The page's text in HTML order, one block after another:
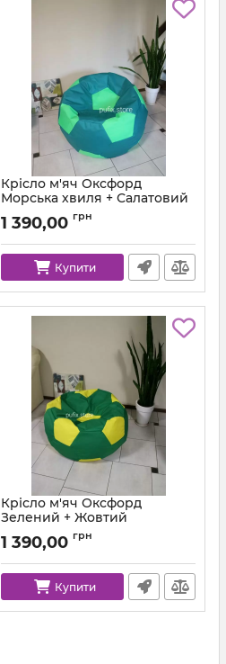
Крісло м'яч Оксфорд
Морська хвиля + Салатовий
Артикул: ball-ox-257-334-80
1 390,00 грн
Купити
Крісло м'яч Оксфорд
Зелений + Жовтий
Артикул: ball-ox-243-111-80
1 390,00 грн
Купити